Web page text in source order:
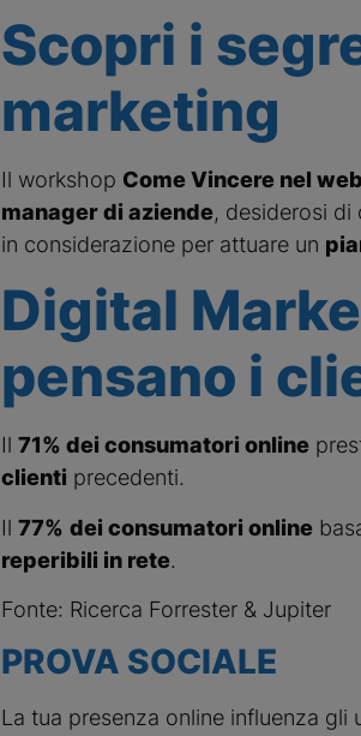
Scopri i
marketing
Il workshop Come Vincere nel web
manager di aziende, desiderosi di
in considerazione per attuare un
Digital
pensano i
Il 71% dei consumatori online
clienti precedenti.
Il 77% dei consumatori online
reperibili in rete.
Fonte: Ricerca Forrester & Jupiter
PROVA SOCIALE
La tua presenza online influenza gli